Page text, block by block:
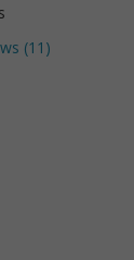
(11 )